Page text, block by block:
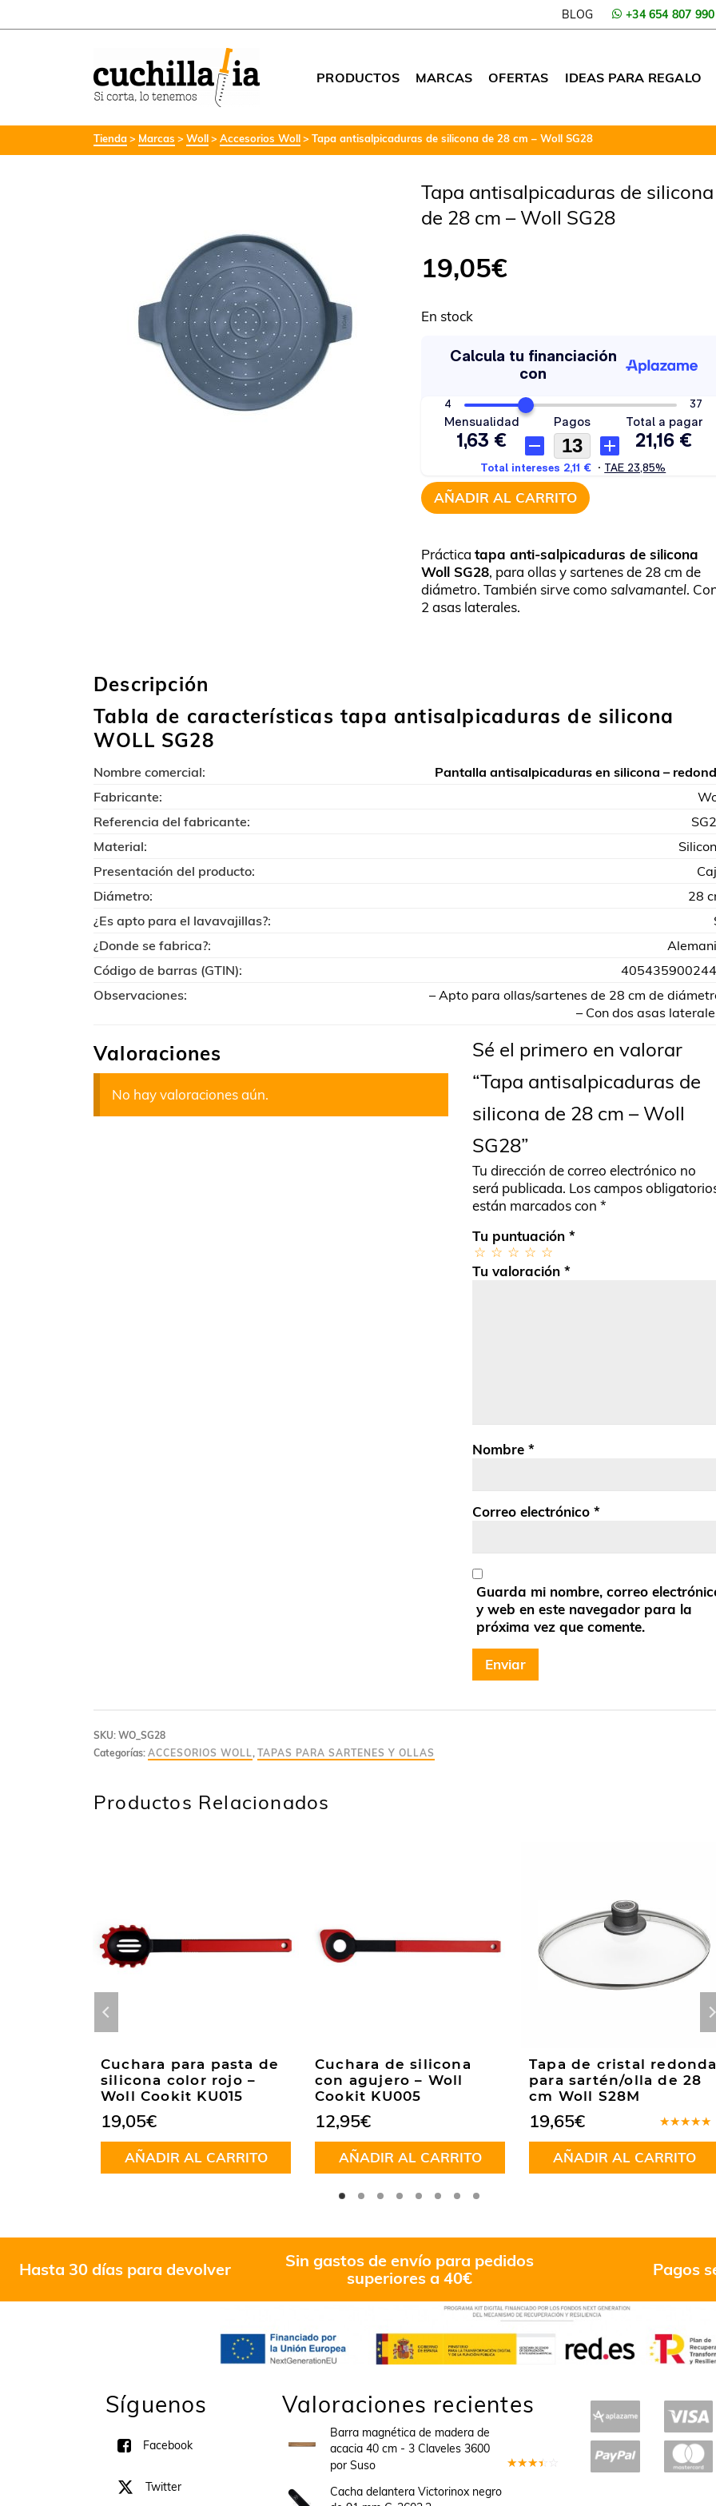
BLOG +34 654 807 990
PRODUCTOS MARCAS OFERTAS IDEAS PARA REGALO
Tienda Marcas Woll Accesorios Woll Tapa antisalpicaduras de silicona de 28 cm – Woll SG28
Tapa antisalpicaduras de silicona
de 28 cm – Woll SG28
19,05€
En stock
AÑADIR AL CARRITO
Prácticatapa anti-salpicaduras de silicona
Woll SG28, para ollas y sartenes de 28 cm de
diámetro. También sirve comosalvamantel.
2 asas laterales.
Descripción
Tabla de características tapa antisalpicaduras de silicona
WOLL SG28
Nombre comercial:
Pantalla antisalpicaduras en silicona –
Fabricante:
Referencia del fabricante:
Material:
Presentación del producto:
Diámetro:
28
¿Es apto para el lavavajillas?:
¿Donde se fabrica?:
Código de barras (GTIN):
Observaciones:
– Apto para ollas/sartenes de 28 cm de
– Con dos asas
Valoraciones
No hay valoraciones aún.
Sé el primero en valorar
“Tapa antisalpicaduras de
silicona de 28 cm – Woll
SG28”
Tu dirección de correo electrónico no
será publicada. Los campos
están marcados con *
Tu puntuación *
Tu valoración *
Nombre *
Correo electrónico *
Guarda mi nombre, correo
y web en este navegador para la
próxima vez que comente.
SKU: WO_SG28
Categorías: ACCESORIOS WOLL, TAPAS PARA SARTENES Y OLLAS
Productos Relacionados
Cuchara para pasta de
silicona color rojo –
Woll Cookit KU015
19,05€
AÑADIR AL CARRITO
Cuchara de silicona
con agujero – Woll
Cookit KU005
12,95€
AÑADIR AL CARRITO
Tapa de cristal
para sartén/olla de 28
cm Woll S28M
en5.00
5
19,65€
AÑADIR AL CARRITO
Hasta 30 días para devolver
Sin gastos de envío para pedidos
superiores a 40€
Pagos
Síguenos
Facebook
Twitter
Valoraciones recientes
Barra magnética de madera de
acacia 40 cm - 3 Claveles 3600
por Suso
Cacha delantera Victorinox negro